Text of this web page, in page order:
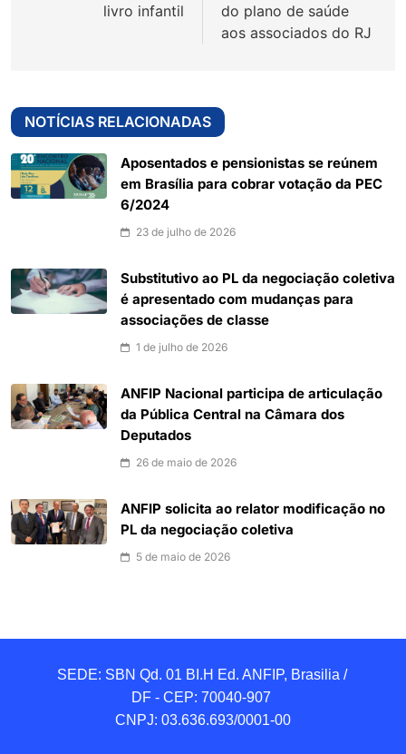
livro infantil
do plano de saúde
aos associados do RJ
NOTÍCIAS RELACIONADAS
Aposentados e pensionistas se reúnem
em Brasília para cobrar votação da PEC
6/2024
23 de julho de 2026
Substitutivo ao PL da negociação coletiva
é apresentado com mudanças para
associações de classe
1 de julho de 2026
ANFIP Nacional participa de articulação
da Pública Central na Câmara dos
Deputados
26 de maio de 2026
ANFIP solicita ao relator modificação no
PL da negociação coletiva
5 de maio de 2026
SEDE: SBN Qd. 01 BI.H Ed. ANFIP, Brasilia /
DF - CEP: 70040-907
CNPJ: 03.636.693/0001-00